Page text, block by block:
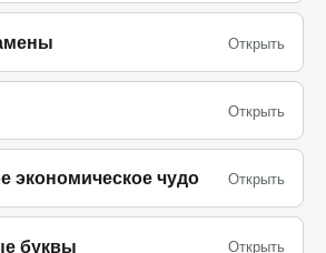
Открыть
Открыть
экономическое чудо Открыть
буквы Открыть